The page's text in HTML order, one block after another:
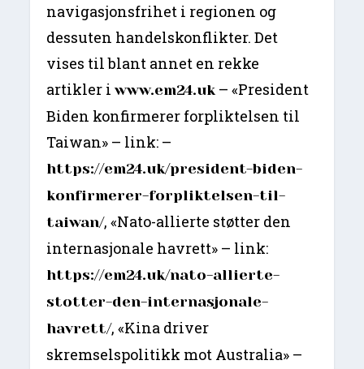
navigasjonsfrihet i regionen og
dessuten handelskonflikter. Det
vises til blant annet en rekke
artikler iwww.em24.uk – «President
Biden konfirmerer forpliktelsen til
Taiwan» – link: –
https://em24.uk/president-biden-
konfirmerer-forpliktelsen-til-
taiwan/, «Nato-allierte støtter den
internasjonale havrett» – link:
https://em24.uk/nato-allierte-
stotter-den-internasjonale-
havrett/, «Kina driver
skremselspolitikk mot Australia» –